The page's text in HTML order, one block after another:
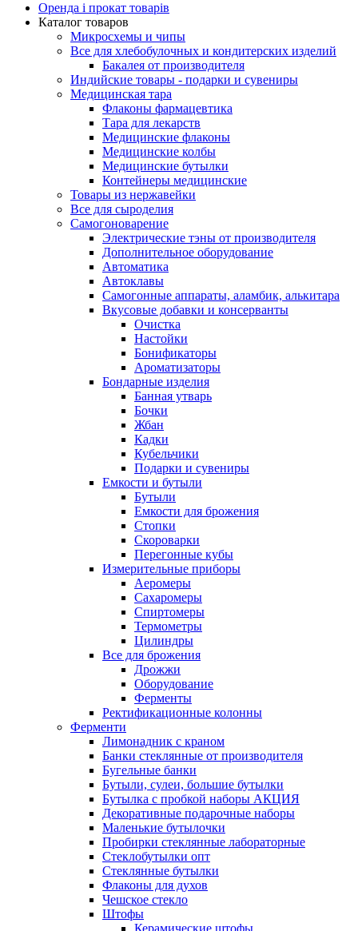
Оренда і прокат товарів
Каталог товаров
Микросхемы и чипы
Все для хлебобулочных и кондитерских изделий
Бакалея от производителя
Индийские товары - подарки и сувениры
Медицинская тара
Флаконы фармацевтика
Тара для лекарств
Медицинские флаконы
Медицинские колбы
Медицинские бутылки
Контейнеры медицинские
Товары из нержавейки
Все для сыроделия
Самогоноварение
Электрические тэны от производителя
Дополнительное оборудование
Автоматика
Автоклавы
Самогонные аппараты, аламбик, алькитара
Вкусовые добавки и консерванты
Очистка
Настойки
Бонификаторы
Ароматизаторы
Бондарные изделия
Банная утварь
Бочки
Жбан
Кадки
Кубельчики
Подарки и сувениры
Емкости и бутыли
Бутыли
Емкости для брожения
Стопки
Скороварки
Перегонные кубы
Измерительные приборы
Аеромеры
Сахаромеры
Спиртомеры
Термометры
Цилиндры
Все для брожения
Дрожжи
Оборудование
Ферменты
Ректификационные колонны
Ферменти
Лимонадник с краном
Банки стеклянные от производителя
Бугельные банки
Бутыли, сулеи, большие бутылки
Бутылка с пробкой наборы АКЦИЯ
Декоративные подарочные наборы
Маленькие бутылочки
Пробирки стеклянные лабораторные
Стеклобутылки опт
Стеклянные бутылки
Флаконы для духов
Чешское стекло
Штофы